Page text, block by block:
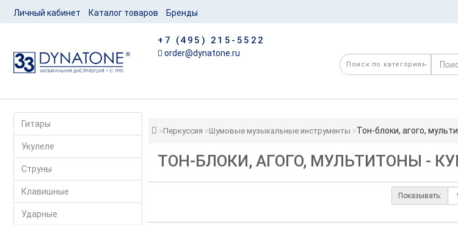
Личный кабинет Каталог товаров Бренды
+7 (495) 215-5522
order@dynatone.ru
Гитары
Укулеле
Струны
Клавишные
Ударные
Перкуссия Шумовые музыкальные инструменты Тон-блоки, агого,
ТОН-БЛОКИ, АГОГО, МУЛЬТИТОНЫ -
Показывать: